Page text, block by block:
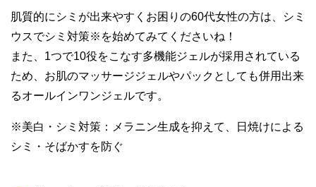
肌質的にシミが出来やすくお困りの60代女性の方は、シミ
ウスでシミ対策※を始めてみてくださいね！
また、1つで10役をこなす多機能ジェルが採用されている
ため、お肌のマッサージジェルやパックとしても併用出来
るオールインワンジェルです。
※美白・シミ対策：メラニン生成を抑えて、日焼けによる
シミ・そばかすを防ぐ